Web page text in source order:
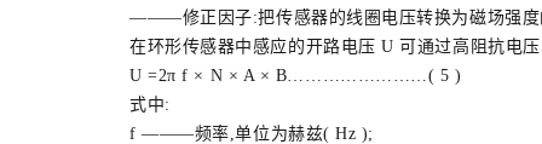
———修正因子:把传感器的线圈电压转换为磁场强度
在环形传感器中感应的开路电压 U 可通过高阻抗电压
U =2π f × N × A × B……………………( 5 )
式中:
f ———频率,单位为赫兹( Hz );